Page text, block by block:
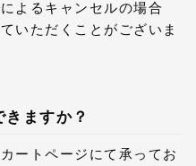
よるキャンセルの場合
いただくことがございま
ますか？
ートページにて承ってお